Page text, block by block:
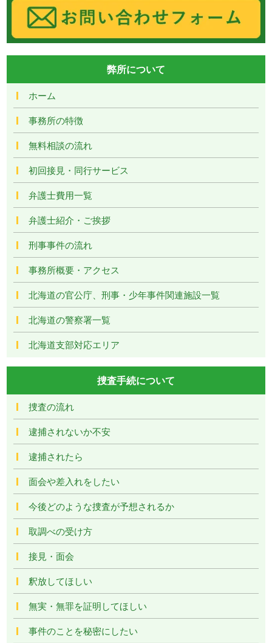
弊所について
ホーム
事務所の特徴
無料相談の流れ
初回接見・同行サービス
弁護士費用一覧
弁護士紹介・ご挨拶
刑事事件の流れ
事務所概要・アクセス
北海道の官公庁、刑事・少年事件関連施設一覧
北海道の警察署一覧
北海道支部対応エリア
捜査手続について
捜査の流れ
逮捕されないか不安
逮捕されたら
面会や差入れをしたい
今後どのような捜査が予想されるか
取調べの受け方
接見・面会
釈放してほしい
無実・無罪を証明してほしい
事件のことを秘密にしたい